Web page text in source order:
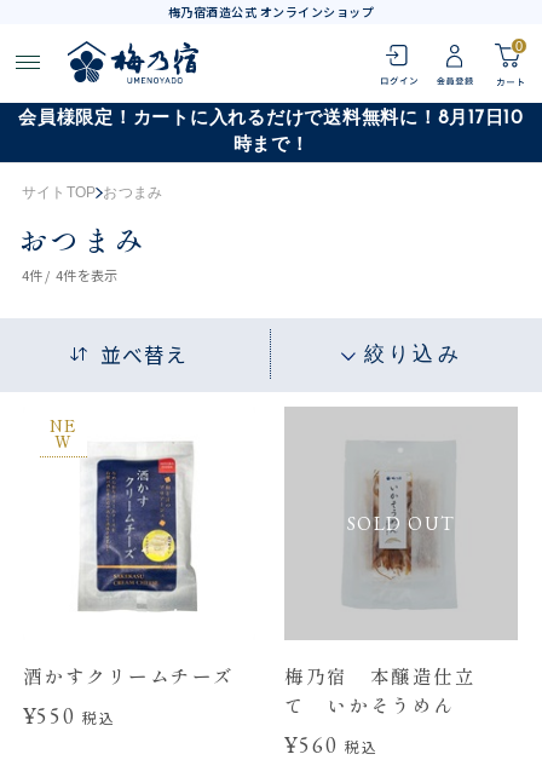
梅乃宿酒造公式 オンラインショップ
0
会員様限定！カートに入れるだけで送料無料に！8月17日10
時まで！
サイトTOP おつまみ
おつまみ
4件 / 4件を表示
並べ替え 絞り込み
NE
W
酒かすクリームチーズ
¥550税込
SOLD OUT
梅乃宿 本醸造仕立
て いかそうめん
¥560税込